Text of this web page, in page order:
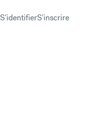
S'identifierS'inscrire